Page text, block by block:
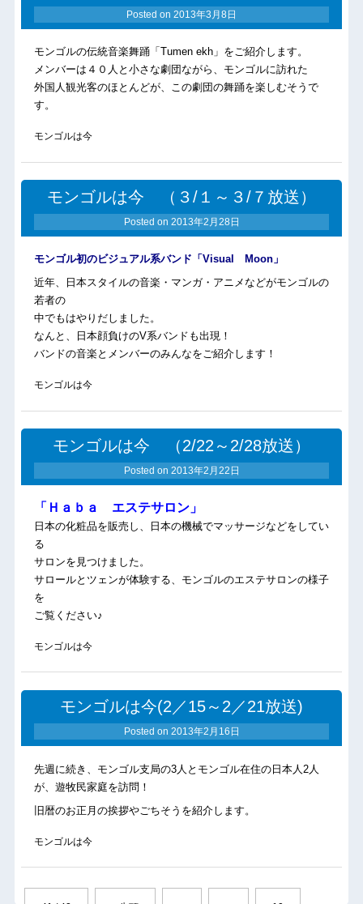
Posted on 2013年3月8日
モンゴルの伝統音楽舞踊「Tumen ekh」をご紹介します。
メンバーは４０人と小さな劇団ながら、モンゴルに訪れた
外国人観光客のほとんどが、この劇団の舞踊を楽しむそうで
す。
モンゴルは今
モンゴルは今 （３/１～３/７放送）
Posted on 2013年2月28日
モンゴル初のビジュアル系バンド「Visual Moon」
近年、日本スタイルの音楽・マンガ・アニメなどがモンゴルの
若者の
中でもはやりだしました。
なんと、日本顔負けのV系バンドも出現！
バンドの音楽とメンバーのみんなをご紹介します！
モンゴルは今
モンゴルは今 （2/22～2/28放送）
Posted on 2013年2月22日
「Ｈａｂａ エステサロン」
日本の化粧品を販売し、日本の機械でマッサージなどをしてい
る
サロンを見つけました。
サロールとツェンが体験する、モンゴルのエステサロンの様子
を
ご覧ください♪
モンゴルは今
モンゴルは今(2／15～2／21放送)
Posted on 2013年2月16日
先週に続き、モンゴル支局の3人とモンゴル在住の日本人2人
が、遊牧民家庭を訪問！
旧暦のお正月の挨拶やごちそうを紹介します。
モンゴルは今